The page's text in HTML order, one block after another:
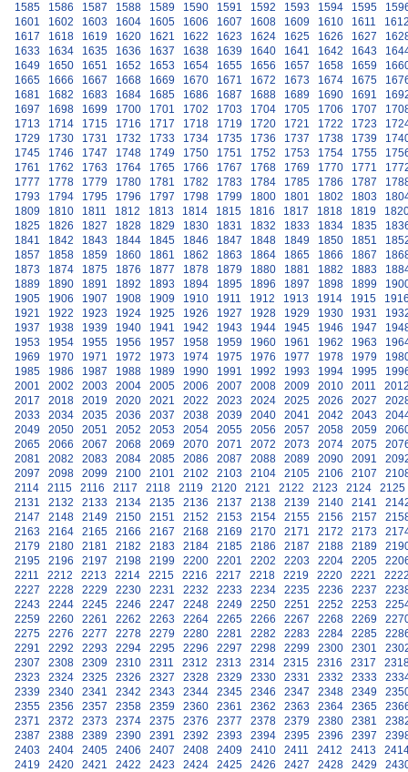
1585
1586 1587 1588 1589 1590 1591 1592 1593 1594 1595
1601
1602 1603 1604 1605 1606 1607 1608 1609 1610 1611
1617
1618 1619 1620 1621 1622 1623 1624 1625 1626 1627
1633
1634 1635 1636 1637 1638 1639 1640 1641 1642 1643
1649
1650 1651 1652 1653 1654 1655 1656 1657 1658 1659
1665
1666 1667 1668 1669 1670 1671 1672 1673 1674 1675
1681
1682 1683 1684 1685 1686 1687 1688 1689 1690 1691
1697
1698 1699 1700 1701 1702 1703 1704 1705 1706 1707
1713
1714 1715 1716 1717 1718 1719 1720 1721 1722 1723
1729
1730 1731 1732 1733 1734 1735 1736 1737 1738 1739
1745
1746 1747 1748 1749 1750 1751 1752 1753 1754 1755
1761
1762 1763 1764 1765 1766 1767 1768 1769 1770 1771
1777
1778 1779 1780 1781 1782 1783 1784 1785 1786 1787
1793
1794 1795 1796 1797 1798 1799 1800 1801 1802 1803
1809
1810 1811 1812 1813 1814 1815 1816 1817 1818 1819
1825
1826 1827 1828 1829 1830 1831 1832 1833 1834 1835
1841
1842 1843 1844 1845 1846 1847 1848 1849 1850 1851
1857
1858 1859 1860 1861 1862 1863 1864 1865 1866 1867
1873
1874 1875 1876 1877 1878 1879 1880 1881 1882 1883
1889
1890 1891 1892 1893 1894 1895 1896 1897 1898 1899
1905
1906 1907 1908 1909 1910 1911 1912 1913 1914 1915
1921
1922 1923 1924 1925 1926 1927 1928 1929 1930 1931
1937
1938 1939 1940 1941 1942 1943 1944 1945 1946 1947
1953
1954 1955 1956 1957 1958 1959 1960 1961 1962 1963
1969
1970 1971 1972 1973 1974 1975 1976 1977 1978 1979
1985
1986 1987 1988 1989 1990 1991 1992 1993 1994 1995
2001
2002 2003 2004 2005 2006 2007 2008 2009 2010 2011
2017
2018 2019 2020 2021 2022 2023 2024 2025 2026 2027
2033
2034 2035 2036 2037 2038 2039 2040 2041 2042 2043
2049
2050 2051 2052 2053 2054 2055 2056 2057 2058 2059
2065
2066 2067 2068 2069 2070 2071 2072 2073 2074 2075
2081
2082 2083 2084 2085 2086 2087 2088 2089 2090 2091
2097
2098 2099 2100 2101 2102 2103 2104 2105 2106 2107
2114
2115 2116 2117 2118 2119 2120 2121 2122 2123 2124
2125
2131
2132 2133 2134 2135 2136 2137 2138 2139 2140 2141
2147
2148 2149 2150 2151 2152 2153 2154 2155 2156 2157
2163
2164 2165 2166 2167 2168 2169 2170 2171 2172 2173
2179
2180 2181 2182 2183 2184 2185 2186 2187 2188 2189
2195
2196 2197 2198 2199 2200 2201 2202 2203 2204 2205
2211
2212 2213 2214 2215 2216 2217 2218 2219 2220 2221
2227
2228 2229 2230 2231 2232 2233 2234 2235 2236 2237
2243
2244 2245 2246 2247 2248 2249 2250 2251 2252 2253
2259
2260 2261 2262 2263 2264 2265 2266 2267 2268 2269
2275
2276 2277 2278 2279 2280 2281 2282 2283 2284 2285
2291
2292 2293 2294 2295 2296 2297 2298 2299 2300 2301
2307
2308 2309 2310 2311 2312 2313 2314 2315 2316 2317
2323
2324 2325 2326 2327 2328 2329 2330 2331 2332 2333
2339
2340 2341 2342 2343 2344 2345 2346 2347 2348 2349
2355
2356 2357 2358 2359 2360 2361 2362 2363 2364 2365
2371
2372 2373 2374 2375 2376 2377 2378 2379 2380 2381
2387
2388 2389 2390 2391 2392 2393 2394 2395 2396 2397
2403
2404 2405 2406 2407 2408 2409 2410 2411 2412 2413
2419
2420 2421 2422 2423 2424 2425 2426 2427 2428 2429